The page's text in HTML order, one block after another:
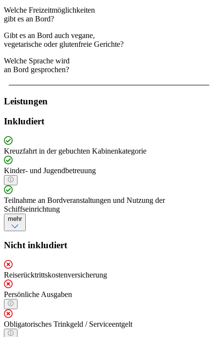
Welche Freizeitmöglichkeiten
gibt es an Bord?
Gibt es an Bord auch vegane,
vegetarische oder glutenfreie Gerichte?
Welche Sprache wird
an Bord gesprochen?
Leistungen
Inkludiert
Kreuzfahrt in der gebuchten Kabinenkategorie
Kinder- und Jugendbetreuung
Teilnahme an Bordveranstaltungen und Nutzung der
Schiffseinrichtung
mehr
Nicht inkludiert
Reiserücktrittskostenversicherung
Persönliche Ausgaben
Obligatorisches Trinkgeld / Serviceentgelt